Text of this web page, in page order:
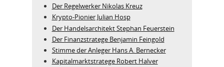
Der Regelwerker Nikolas Kreuz
Krypto-Pionier Julian Hosp
Der Handelsarchitekt Stephan Feuerstein
Der Finanzstratege Benjamin Feingold
Stimme der Anleger Hans A. Bernecker
Kapitalmarktstratege Robert Halver